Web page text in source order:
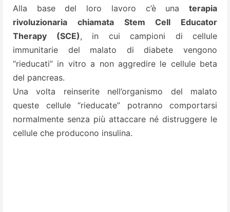
Alla base del loro lavoro c’è una terapia
rivoluzionaria chiamata Stem Cell Educator
Therapy (SCE), in cui campioni di cellule
immunitarie del malato di diabete vengono
“rieducati” in vitro a non aggredire le cellule beta
del pancreas.
Una volta reinserite nell’organismo del malato
queste cellule “rieducate” potranno comportarsi
normalmente senza più attaccare né distruggere le
cellule che producono insulina.